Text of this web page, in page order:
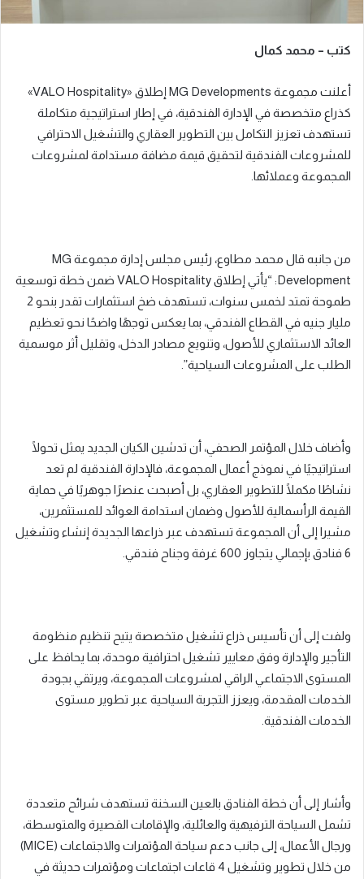
و
ي
ا
كتب – محمد كمال
أعلنت مجموعة MG Developments إطلاق «VALO Hospitality»
كذراع متخصصة في الإدارة الفندقية، في إطار استراتيجية متكاملة
تستهدف تعزيز التكامل بين التطوير العقاري والتشغيل الاحترافي
للمشروعات الفندقية لتحقيق قيمة مضافة مستدامة لمشروعات
المجموعة وعملائها.
من جانبه قال محمد مطاوع، رئيس مجلس إدارة مجموعة MG
Development: “يأتي إطلاق VALO Hospitality ضمن خطة توسعية
طموحة تمتد لخمس سنوات، تستهدف ضخ استثمارات تقدر بنحو 2
مليار جنيه في القطاع الفندقي، بما يعكس توجهًا واضحًا نحو تعظيم
العائد الاستثماري للأصول، وتنويع مصادر الدخل، وتقليل أثر موسمية
الطلب على المشروعات السياحية”.
وأضاف خلال المؤتمر الصحفي، أن تدشين الكيان الجديد يمثل تحولًا
استراتيجيًا في نموذج أعمال المجموعة، فالإدارة الفندقية لم تعد
نشاطًا مكملًا للتطوير العقاري، بل أصبحت عنصرًا جوهريًا في حماية
القيمة الرأسمالية للأصول وضمان استدامة العوائد للمستثمرين،
مشيرا إلى أن المجموعة تستهدف عبر ذراعها الجديدة إنشاء وتشغيل
6 فنادق بإجمالي يتجاوز 600 غرفة وجناح فندقي.
ولفت إلى أن تأسيس ذراع تشغيل متخصصة يتيح تنظيم منظومة
التأجير والإدارة وفق معايير تشغيل احترافية موحدة، بما يحافظ على
المستوى الاجتماعي الراقي لمشروعات المجموعة، ويرتقي بجودة
الخدمات المقدمة، ويعزز التجربة السياحية عبر تطوير مستوى
الخدمات الفندقية.
وأشار إلى أن خطة الفنادق بالعين السخنة تستهدف شرائح متعددة
تشمل السياحة الترفيهية والعائلية، والإقامات القصيرة والمتوسطة،
ورجال الأعمال، إلى جانب دعم سياحة المؤتمرات والاجتماعات (MICE)
من خلال تطوير وتشغيل 4 قاعات اجتماعات ومؤتمرات حديثة في